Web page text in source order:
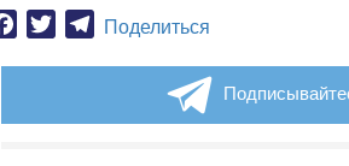
Facebook
TwitterTelegram
Поделиться